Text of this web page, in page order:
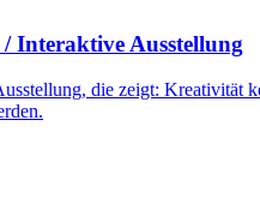
Interaktive Ausstellung
die zeigt: Kreativität